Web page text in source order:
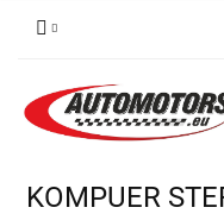
KOMPUER